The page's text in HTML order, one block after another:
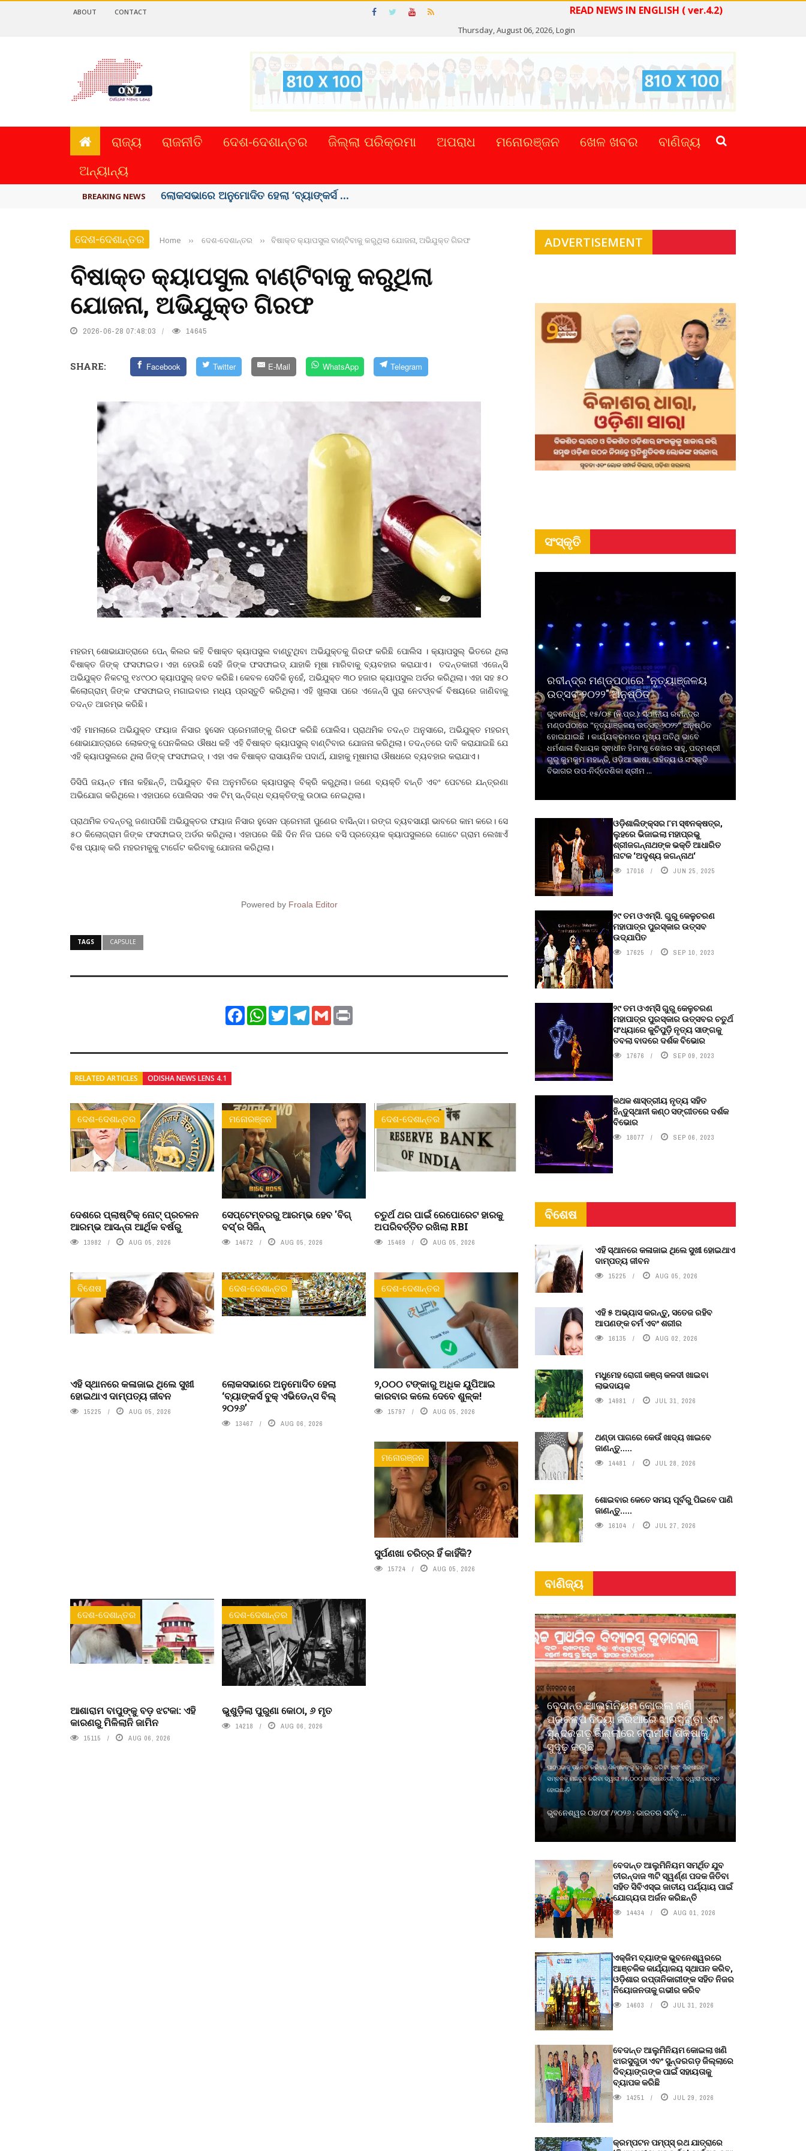
READ NEWS IN ENGLISH ( ver.4.2)
Thursday, August 06, 2026,Login
ABOUT CONTACT
ରାଜ୍ୟ ରାଜନୀତି ଦେଶ-ଦେଶାନ୍ତର ଜିଲ୍ଲା ପରିକ୍ରମା ଅପରାଧ ମନୋରଞ୍ଜନ ଖେଳ ଖବର
ବାଣିଜ୍ୟ
ଅନ୍ୟାନ୍ୟ
BREAKING NEWS ଭୁଶୁଡ଼ିଲା ପୁରୁଣା କୋଠା, ୬ ମୃତ
ଦେଶ-ଦେଶାନ୍ତର Home ›› ଦେଶ-ଦେଶାନ୍ତର ›› ବିଷାକ୍ତ କ୍ୟାପସୁଲ ବାଣ୍ଟିବାକୁ କରୁଥିଲା ଯୋଜନା, ଅଭିଯୁକ୍ତ ଗିରଫ
ବିଷାକ୍ତ କ୍ୟାପସୁଲ ବାଣ୍ଟିବାକୁ କରୁଥିଲା
ଯୋଜନା, ଅଭିଯୁକ୍ତ ଗିରଫ
2026-06-28 07:48:03 14645
SHARE: Facebook Twitter E-Mail WhatsApp Telegram
ମହରମ୍ ଶୋଭାଯାତ୍ରାରେ ପେନ୍ କିଲର କହି ବିଷାକ୍ତ କ୍ୟାପସୁଲ ବାଣ୍ଟୁଥିବା ଅଭିଯୁକ୍ତକୁ ଗିରଫ କରିଛି ପୋଲିସ । କ୍ୟାପସୁଲ୍ ଭିତରେ ଥିଲା
ବିଷାକ୍ତ ଜିଙ୍କ୍ ଫସଫାଇଡ। ଏହା ହେଉଛି ସେହି ଜିଙ୍କ ଫସଫାଇଡ୍ ଯାହାକି ମୂଷା ମାରିବାକୁ ବ୍ୟବହାର କରାଯାଏ। ତଦନ୍ତକାରୀ ଏଜେନ୍ସି
ଅଭିଯୁକ୍ତ ନିକଟରୁ ୧୪୯୦୦ କ୍ୟାପସୁଲ୍ ଜବତ କରିଛି। କେବଳ ସେତିକି ନୁହେଁ, ଅଭିଯୁକ୍ତ ୩୦ ହଜାର କ୍ୟାପସୁଲ ଅର୍ଡର କରିଥିଲା। ଏହା ସହ ୫୦
କିଲୋଗ୍ରାମ୍ ଜିଙ୍କ ଫସଫାଇଡ୍ ମଗାଇବାର ମଧ୍ୟ ପ୍ରସ୍ତୁତି କରିଥିଲା। ଏହି ଖୁଲାସା ପରେ ଏଜେନ୍ସି ପୁରା ନେଟଓ୍ବର୍କ ବିଷୟରେ ଜାଣିବାକୁ
ତଦନ୍ତ ଆରମ୍ଭ କରିଛି।
ଏହି ମାମଲାରେ ଅଭିଯୁକ୍ତ ଫୟାଜ ନିସାର ହୁସେନ ପ୍ରେମଜୀଙ୍କୁ ଗିରଫ କରିଛି ପୋଲିସ। ପ୍ରାଥମିକ ତଦନ୍ତ ଅନୁସାରେ, ଅଭିଯୁକ୍ତ ମହରମ୍
ଶୋଭାଯାତ୍ରାରେ ଲୋକଙ୍କୁ ପେନକିଲର ଔଷଧ କହି ଏହି ବିଷାକ୍ତ କ୍ୟାପସୁଲ୍ ବାଣ୍ଟିବାର ଯୋଜନା କରିଥିଲା। ତଦନ୍ତରେ ଦାବି କରାଯାଇଛି ଯେ
ଏହି କ୍ୟାପସୁଲରେ ଥିଲା ଜିଙ୍କ୍ ଫସଫାଇଡ୍ । ଏହା ଏକ ବିଷାକ୍ତ ରାସାୟନିକ ପଦାର୍ଥ, ଯାହାକୁ ମୂଷାମରା ଔଷଧରେ ବ୍ୟବହାର କରାଯାଏ।
ଡିସିପି ଜୟନ୍ତ ମୀନା କହିଛନ୍ତି, ଅଭିଯୁକ୍ତ ବିନା ଅନୁମତିରେ କ୍ୟାପସୁଲ୍ ବିକ୍ରି କରୁଥିଲା। ଜଣେ ବ୍ୟକ୍ତି ବାନ୍ତି ଏବଂ ପେଟରେ ଯନ୍ତ୍ରଣା
ଅଭିଯୋଗ କରିଥିଲେ। ଏହାପରେ ପୋଲିସର ଏକ ଟିମ୍ ସନ୍ଦିଗ୍ଧ ବ୍ୟକ୍ତିଙ୍କୁ ଉଠାଇ ନେଇଥିଲା।
ପ୍ରାଥମିକ ତଦନ୍ତରୁ ଜଣାପଡିଛି ଅଭିଯୁକ୍ତର ଫୟାଜ ନିସାର ହୁସେନ ପ୍ରେମଜୀ ପୁଣେର ବାସିନ୍ଦା। ରଙ୍ଗ ବ୍ୟବସାୟୀ ଭାବରେ କାମ କରେ। ସେ
୫୦ କିଲୋଗ୍ରାମ ଜିଙ୍କ ଫସଫାଇଡ୍ ଅର୍ଡର କରିଥିଲା। ଏହାପରେ କିଛି ଦିନ ନିଜ ଘରେ ବସି ପ୍ରତ୍ୟେକ କ୍ୟାପସୁଲରେ ଗୋଟେ ଗ୍ରାମ ଲେଖାଏଁ
ବିଷ ପ୍ୟାକ୍ କରି ମହରମକୁକୁ ଟାର୍ଗେଟ କରିବାକୁ ଯୋଜନା କରିଥିଲା।
Powered by Froala Editor
TAGS CAPSULE
FacebookWhatsApp
TwitterTelegram
Gmail
RELATED ARTICLES ODISHA NEWS LENS 4.1
ଦେଶ-ଦେଶାନ୍ତର
ଦେଶରେ ପ୍ଲାଷ୍ଟିକ୍ ନୋଟ୍‌ ପ୍ରଚଳନ
ଆରମ୍ଭ ଆସନ୍ତା ଆର୍ଥିକ ବର୍ଷରୁ
13982 AUG 05, 2026
ମନୋରଞ୍ଜନ
ସେପ୍ଟେମ୍ବରରୁ ଆରମ୍ଭ ହେବ 'ବିଗ୍
ବସ୍'ର ସିଜିନ୍
14672 AUG 05, 2026
ଦେଶ-ଦେଶାନ୍ତର
ଚତୁର୍ଥ ଥର ପାଇଁ ରେପୋରେଟ ହାରକୁ
ଅପରିବର୍ତ୍ତିତ ରଖିଲା RBI
15469 AUG 05, 2026
ବିଶେଷ
ଏହି ସ୍ଥାନରେ କଳାଜାଇ ଥିଲେ ସୁଖୀ
ହୋଇଥାଏ ଦାମ୍ପତ୍ୟ ଜୀବନ
15225 AUG 05, 2026
ଦେଶ-ଦେଶାନ୍ତର
ଲୋକସଭାରେ ଅନୁମୋଦିତ ହେଲା
‘ବ୍ୟାଙ୍କର୍ସ ବୁକ୍ ଏଭିଡେନ୍ସ ବିଲ୍
୨୦୨୬’
13467 AUG 06, 2026
ଦେଶ-ଦେଶାନ୍ତର
୨,୦୦୦ ଟଙ୍କାରୁ ଅଧିକ ୟୁପିଆଇ
କାରବାର କଲେ ଦେବେ ଶୁଳ୍କ!
15797 AUG 05, 2026
ମନୋରଞ୍ଜନ
ସୁର୍ପଣଖା ଚରିତ୍ର ହିଁ କାହିଁକି?
15724 AUG 05, 2026
ଦେଶ-ଦେଶାନ୍ତର
ଆଶାରାମ ବାପୁଙ୍କୁ ବଡ଼ ଝଟକା: ଏହି
କାରଣରୁ ମିଳିଲାନି ଜାମିନ
15115 AUG 06, 2026
ଦେଶ-ଦେଶାନ୍ତର
ଭୁଶୁଡ଼ିଲା ପୁରୁଣା କୋଠା, ୬ ମୃତ
14218 AUG 06, 2026
ADVERTISEMENT
ସଂସ୍କୃତି
ରବୀନ୍ଦ୍ର ମଣ୍ଡପଠାରେ "ନୃତ୍ୟାଞ୍ଜଳୟ
ଉତ୍ସବ-୨୦୨୨" ଅନୁଷ୍ଠିତ
ଭୁବନେଶ୍ୱର, ୧୫/୦୫ (ନି.ପ୍ର.): ସ୍ଥାନୀୟ ରବୀନ୍ଦ୍ର
ମଣ୍ଡପଠାରେ "ନୃତ୍ୟାଞ୍ଜଳୟ ଉତ୍ସବ-୨୦୨୨" ଅନୁଷ୍ଠିତ
ହୋଇଯାଇଛି । କାର୍ଯ୍ୟକ୍ରମରେ ମୁଖ୍ୟ ଅତିଥି ଭାବେ
ଧର୍ମଶାଳା ବିଧାୟକ ସ୍ଵାଧୀନ ହିମାଂଶୁ ଶେଖର ସାହୁ, ପଦ୍ମଶ୍ରୀ
ଗୁରୁ କୁମକୁମ ମହାନ୍ତି, ଓଡ଼ିଆ ଭାଷା, ସାହିତ୍ୟ ଓ ସଂସ୍କୃତି
ବିଭାଗର ଉପ-ନିର୍ଦ୍ଦେଶିକା ଶ୍ରୀମ ...
ଓଡ଼ିଶାଲିଙ୍କ୍ସର ୮ମ ସ୍ଵନକ୍ଷତ୍ର,
ଲୁହରେ ଭିଜାଇଲା ମହାପ୍ରଭୁ
ଶ୍ରୀଜଗନ୍ନାଥଙ୍କ ଭକ୍ତି ଆଧାରିତ
ନାଟକ ‘ଅଦୃଶ୍ୟ ଜଗନ୍ନାଥ‘
17016 JUN 25, 2025
୨୯ ତମ ଓଏମ୍‌ସି. ଗୁରୁ କେଳୁଚରଣ
ମହାପାତ୍ର ପୁରସ୍କାର ଉତ୍ସବ
ଉଦ୍‍ଯାପିତ
17625 SEP 10, 2023
୨୯ ତମ ଓଏମ୍‌ସି ଗୁରୁ କେଳୁଚରଣ
ମହାପାତ୍ର ପୁରସ୍କାର ଉତ୍ସବର ଚତୁର୍ଥ
ସଂଧ୍ୟାରେ କୁଚିପୁଡ଼ି ନୃତ୍ୟ ସାଙ୍ଗକୁ
ତବଲା ବାଦରେ ଦର୍ଶକ ବିଭୋର
17676 SEP 09, 2023
କଥକ ଶାସ୍ତ୍ରୀୟ ନୃତ୍ୟ ସହିତ
ହିନ୍ଦୁସ୍ଥାନୀ କଣ୍ଠ ସଙ୍ଗୀତରେ ଦର୍ଶକ
ବିଭୋର
18077 SEP 06, 2023
ବିଶେଷ
ଏହି ସ୍ଥାନରେ କଳାଜାଇ ଥିଲେ ସୁଖୀ ହୋଇଥାଏ
ଦାମ୍ପତ୍ୟ ଜୀବନ
15225 AUG 05, 2026
ଏହି ୫ ଅଭ୍ୟାସ କରନ୍ତୁ, ସତେଜ ରହିବ
ଆପଣଙ୍କ ଚର୍ମ ଏବଂ ଶରୀର
16135 AUG 02, 2026
ମଧୁମେହ ରୋଗୀ କଞ୍ଚା କଳଦୀ ଖାଇବା
ଲାଭଦାୟକ
14981 JUL 31, 2026
ଥଣ୍ଡା ପାଗରେ କେଉଁ ଖାଦ୍ୟ ଖାଇବେ
ଜାଣନ୍ତୁ.....
14481 JUL 28, 2026
ଶୋଇବାର କେତେ ସମୟ ପୂର୍ବରୁ ପିଇବେ ପାଣି
ଜାଣନ୍ତୁ.....
16104 JUL 27, 2026
ବାଣିଜ୍ୟ
ବେଦାନ୍ତ ଆଲୁମିନିୟମ କୋଇଲା ଖଣି
ପ୍ରକଳ୍ପ ବିଦ୍ୟା ଜରିଆରେ ଝାରସୁଗୁଡ଼ା ଏବଂ
ସୁନ୍ଦରଗଡ଼ ଜିଲ୍ଲାରେ ଗ୍ରାମୀଣ ଶିକ୍ଷାକୁ
ସୁଦୃଢ଼ କରୁଛି
ପାଠପଢାକୁ ଉନ୍ନତ କରିବା, ଶିକ୍ଷକଙ୍କୁ ସମର୍ଥନ କରିବା ଏବଂ ଶିକ୍ଷାଗତ
ସମ୍ବଳକୁ ମଜବୁତ କରିବା ଦ୍ୱାରା ୨୫,୦୦୦ ଛାତ୍ରଛାତ୍ରୀ ଏହା ଦ୍ୱାରା ଉପକୃତ
ହୋଇଛନ୍ତି
ଭୁବନେଶ୍ୱର ୦୪/୦୮/୨୦୨୬ : ଭାରତର ସର୍ବବୃ ...
ବେଦାନ୍ତ ଆଲୁମିନିୟମ ସମର୍ଥିତ ଯୁବ
ତୀରନ୍ଦାଜ ୩ଟି ସ୍ୱର୍ଣ୍ଣ ପଦକ ଜିତିବା
ସହିତ ସିବିଏସ୍ଇ ଜାତୀୟ ପର୍ଯ୍ୟାୟ ପାଇଁ
ଯୋଗ୍ୟତା ଅର୍ଜନ କରିଛନ୍ତି
14434 AUG 01, 2026
ଏକ୍ଜିମ ବ୍ୟାଙ୍କ ଭୁବନେଶ୍ୱରରେ
ଆଞ୍ଚଳିକ କାର୍ଯ୍ୟାଳୟ ସ୍ଥାପନ କରିବ,
ଓଡ଼ିଶାର ରପ୍ତାନିକାରୀଙ୍କ ସହିତ ନିଜର
ନିୟୋଜନତାକୁ ଗଭୀର କରିବ
14603 JUL 31, 2026
ବେଦାନ୍ତ ଆଲୁମିନିୟମ କୋଇଲା ଖଣି
ଝାରସୁଗୁଡା ଏବଂ ସୁନ୍ଦରଗଡ଼ ଜିଲ୍ଲାରେ
ଦିବ୍ୟାଙ୍ଗଙ୍କ ପାଇଁ ସହାୟତାକୁ
ବ୍ୟାପକ କରିଛି
14251 JUL 29, 2026
କ୍ରମ୍ପଟନ ପମ୍ପ୍‌ସ୍‌ ରଥ ଯାତ୍ରାରେ